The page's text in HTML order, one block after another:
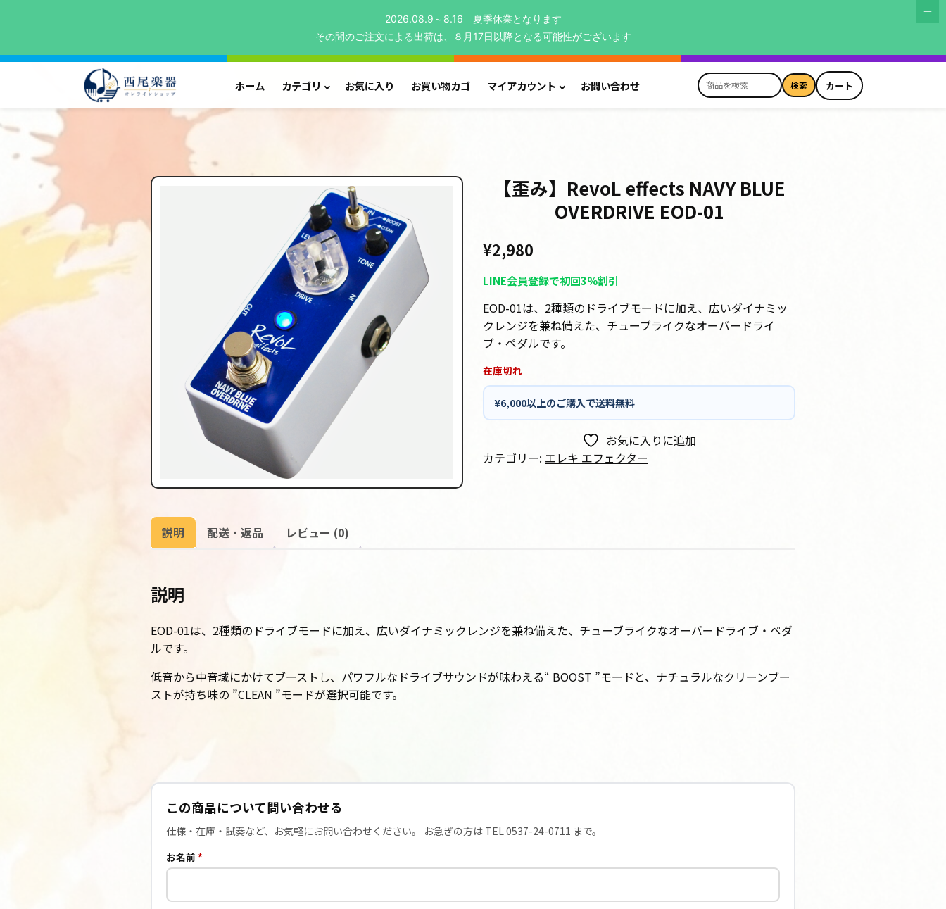
ホーム カテゴリ お気に入り お買い物カゴ マイアカウント お問い合わせ
商
検索 カート
【歪み】RevoL effects NAVY BLUE
OVERDRIVE EOD-01
¥2,980
LINE会員登録で初回3%割引
EOD-01は、2種類のドライブモードに加え、広いダイナミッ
クレンジを兼ね備えた、チューブライクなオーバードライ
ブ・ペダルです。
在庫切れ
¥6,000以上のご購入で送料無料
お気に入りに追加
カテゴリー: エレキ エフェクター
説明 配送・返品 レビュー (0)
説明
EOD-01は、2種類のドライブモードに加え、広いダイナミックレンジを兼ね備えた、チューブライクなオーバードライブ・ペダ
ルです。
低音から中音域にかけてブーストし、パワフルなドライブサウンドが味わえる“ BOOST ”モードと、ナチュラルなクリーンブー
ストが持ち味の ”CLEAN ”モードが選択可能です。
この商品について問い合わせる
仕様・在庫・試奏など、お気軽にお問い合わせください。 お急ぎの方は TEL 0537-24-0711 まで。
お名前 *
2026.08.9～8.16 夏季休業となります
その間のご注文による出荷は、８月17日以降となる可能性がございます